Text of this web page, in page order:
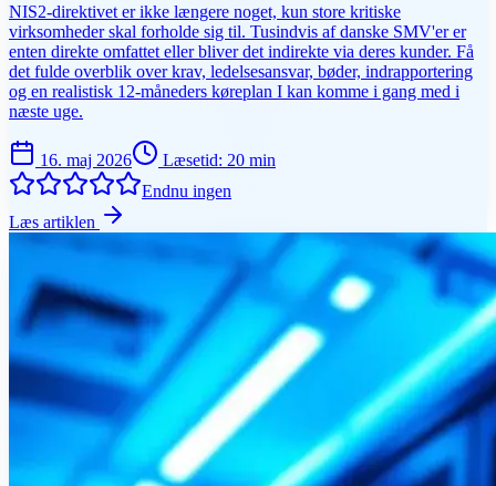
NIS2-direktivet er ikke længere noget, kun store kritiske
virksomheder skal forholde sig til. Tusindvis af danske SMV'er er
enten direkte omfattet eller bliver det indirekte via deres kunder. Få
det fulde overblik over krav, ledelsesansvar, bøder, indrapportering
og en realistisk 12-måneders køreplan I kan komme i gang med i
næste uge.
16. maj 2026 Læsetid: 20 min
Endnu ingen
Læs artiklen